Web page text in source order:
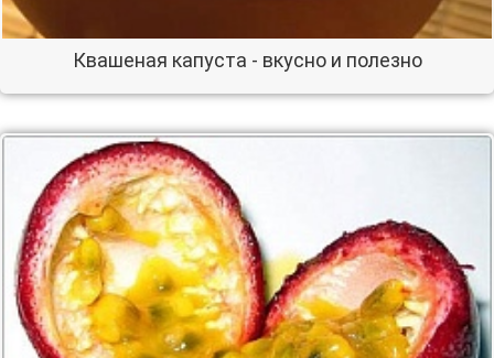
Квашеная капуста - вкусно и полезно